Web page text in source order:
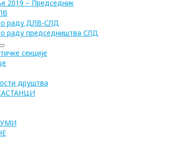
2019 – Председник
о раду ДЛВ-СЛД
раду председништва СЛД
секције
друштва